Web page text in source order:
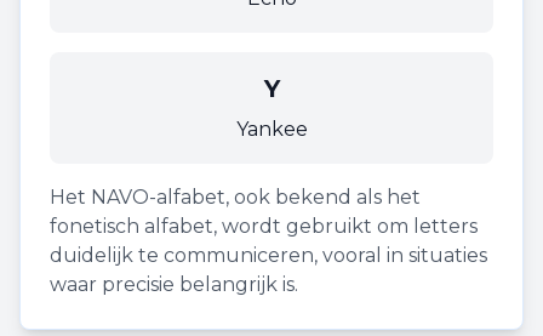
Y
Yankee
Het NAVO-alfabet, ook bekend als het
fonetisch alfabet, wordt gebruikt om letters
duidelijk te communiceren, vooral in situaties
waar precisie belangrijk is.